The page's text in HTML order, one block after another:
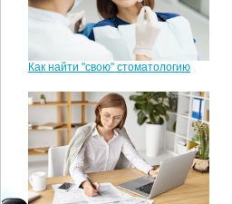
Как найти "свою" стоматологию